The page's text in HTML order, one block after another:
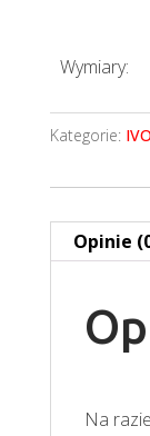
Wymiary:
Kategorie: IVO
Opinie
Na